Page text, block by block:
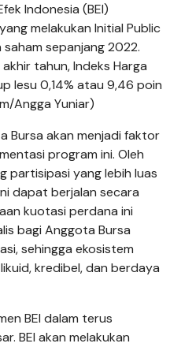
Indonesia (BEI)
melakukan Initial Public
sepanjang 2022.
tahun, Indeks Harga
lesu 0,14% atau 9,46 poin
Angga Yuniar)
Bursa akan menjadi faktor
program ini. Oleh
partisipasi yang lebih luas
dapat berjalan secara
kuotasi perdana ini
bagi Anggota Bursa
sehingga ekosistem
kredibel, dan berdaya
BEI dalam terus
BEI akan melakukan